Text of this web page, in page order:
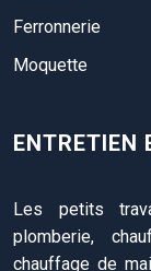
Ferronnerie
Moquette
ENTRETIEN
Les petits
plomberie,
chauffage de